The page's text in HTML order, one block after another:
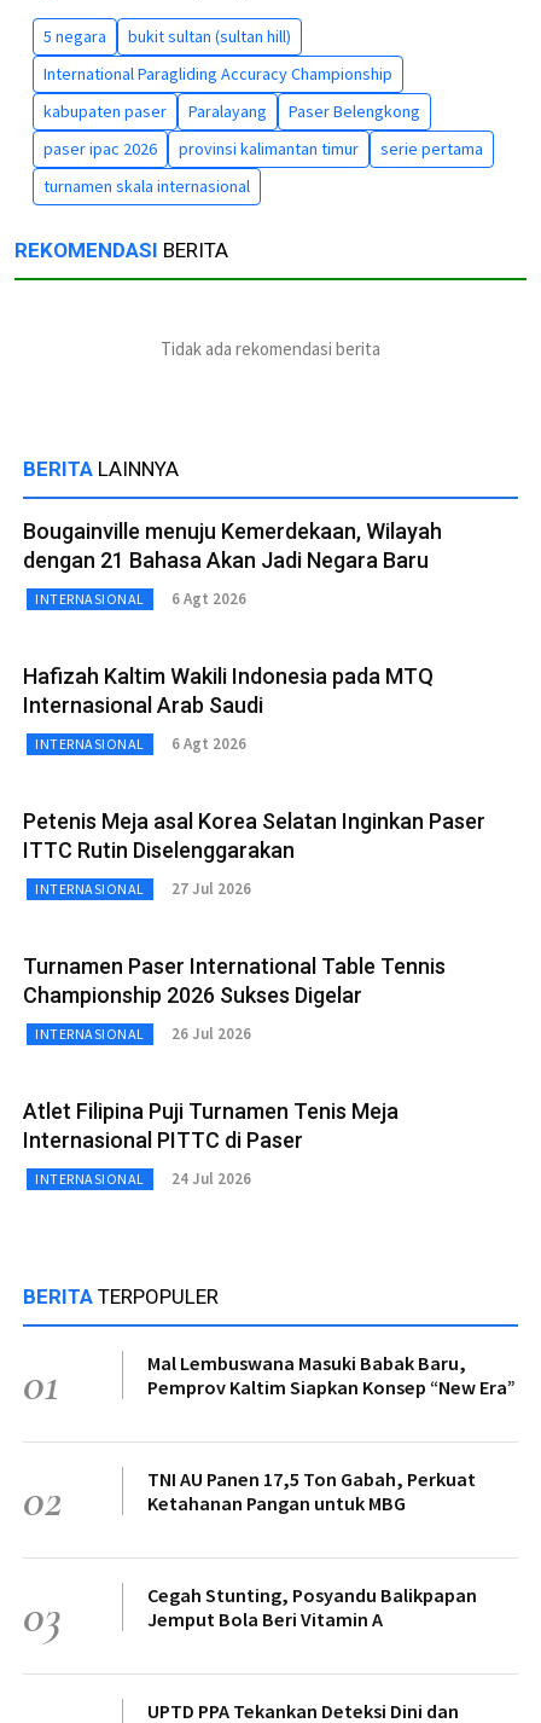
5 negara
bukit sultan (sultan hill)
International Paragliding Accuracy Championship
kabupaten paser
Paralayang
Paser Belengkong
paser ipac 2026
provinsi kalimantan timur
serie pertama
turnamen skala internasional
REKOMENDASI BERITA
Tidak ada rekomendasi berita
BERITA LAINNYA
Bougainville menuju Kemerdekaan, Wilayah
dengan 21 Bahasa Akan Jadi Negara Baru
INTERNASIONAL 6 Agt 2026
Hafizah Kaltim Wakili Indonesia pada MTQ
Internasional Arab Saudi
INTERNASIONAL 6 Agt 2026
Petenis Meja asal Korea Selatan Inginkan Paser
ITTC Rutin Diselenggarakan
INTERNASIONAL 27 Jul 2026
Turnamen Paser International Table Tennis
Championship 2026 Sukses Digelar
INTERNASIONAL 26 Jul 2026
Atlet Filipina Puji Turnamen Tenis Meja
Internasional PITTC di Paser
INTERNASIONAL 24 Jul 2026
BERITA TERPOPULER
01
Mal Lembuswana Masuki Babak Baru,
Pemprov Kaltim Siapkan Konsep “New Era”
02
TNI AU Panen 17,5 Ton Gabah, Perkuat
Ketahanan Pangan untuk MBG
03
Cegah Stunting, Posyandu Balikpapan
Jemput Bola Beri Vitamin A
UPTD PPA Tekankan Deteksi Dini dan